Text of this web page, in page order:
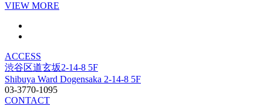
VIEW MORE
ACCESS
渋谷区道玄坂2-14-8 5F
Shibuya Ward Dogensaka 2-14-8 5F
03-3770-1095
CONTACT